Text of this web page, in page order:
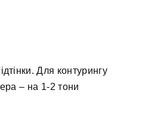
Для контурингу
– на 1-2 тони